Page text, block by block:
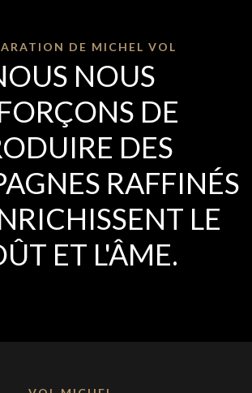
DE MICHEL VOL
NOUS
DE
DES
RAFFINÉS
LE
ET L'ÂME.